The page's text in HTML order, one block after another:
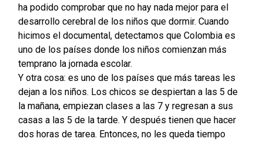
ha podido comprobar que no hay nada mejor para el
desarrollo cerebral de los niños que dormir. Cuando
hicimos el documental, detectamos que Colombia es
uno de los países donde los niños comienzan más
temprano la jornada escolar.
Y otra cosa: es uno de los países que más tareas les
dejan a los niños. Los chicos se despiertan a las 5 de
la mañana, empiezan clases a las 7 y regresan a sus
casas a las 5 de la tarde. Y después tienen que hacer
dos horas de tarea. Entonces, no les queda tiempo